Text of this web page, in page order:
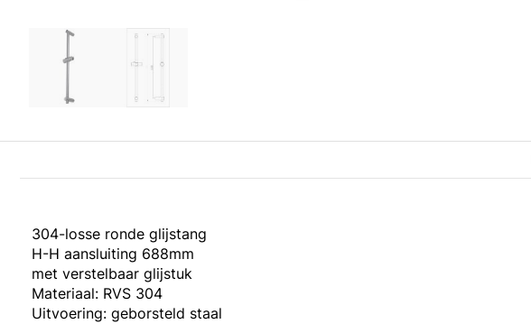
304-losse ronde glijstang
H-H aansluiting 688mm
met verstelbaar glijstuk
Materiaal: RVS 304
Uitvoering: geborsteld staal